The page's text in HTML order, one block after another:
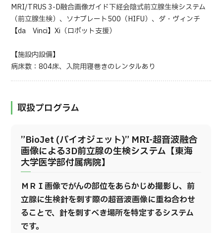
MRI/TRUS 3-D融合画像ガイド下経会陰式前立腺生検システム
（前立腺生検）、ソナブレート500（HIFU）、ダ・ヴィンチ
【da Vinci】Xi（ロボット支援）
【施設内設備】
病床数：804床、入院用寝巻きのレンタルあり
取扱プログラム
”BioJet (バイオジェット)” MRI-超音波融合
画像による3D前立腺の生検システム【東海
大学医学部付属病院】
ＭＲＩ画像でがんの部位をあらかじめ撮影し、前
立腺に生検針を刺す際の超音波画像に重ね合わせ
ることで、針を刺すべき場所を特定するシステム
です。